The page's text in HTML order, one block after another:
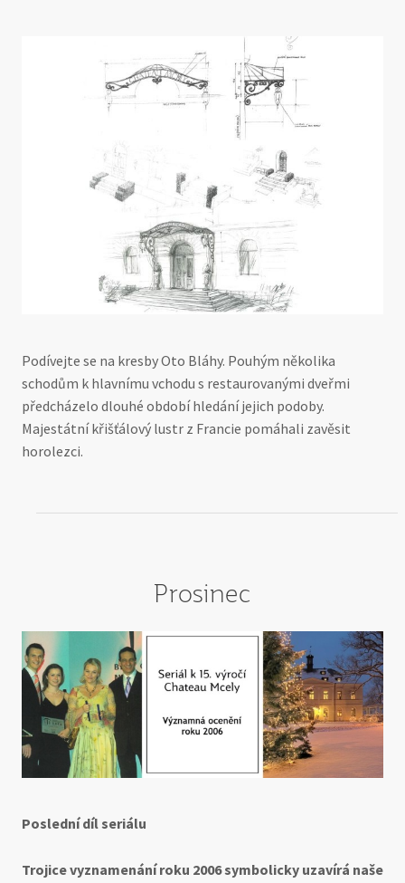
Podívejte se na kresby Oto Bláhy. Pouhým několika
schodům k hlavnímu vchodu s restaurovanými dveřmi
předcházelo dlouhé období hledání jejich podoby.
Majestátní křišťálový lustr z Francie pomáhali zavěsit
horolezci.
Prosinec
Poslední díl seriálu
Trojice vyznamenání roku 2006 symbolicky uzavírá naše